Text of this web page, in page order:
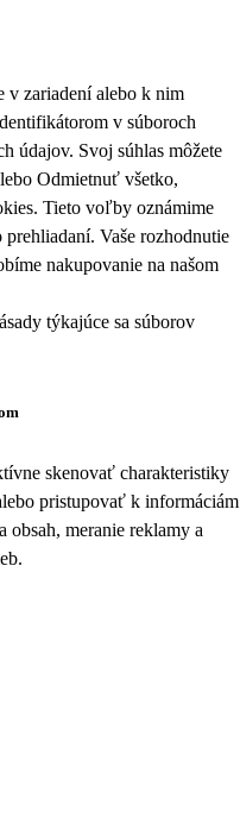
v zariadení alebo k nim
v súboroch
údajov. Svoj súhlas môžete
Odmietnuť všetko,
. Tieto voľby oznámime
Vaše rozhodnutie
nakupovanie na našom
týkajúce sa súborov
skenovať charakteristiky
pristupovať k informáciám
obsah, meranie reklamy a